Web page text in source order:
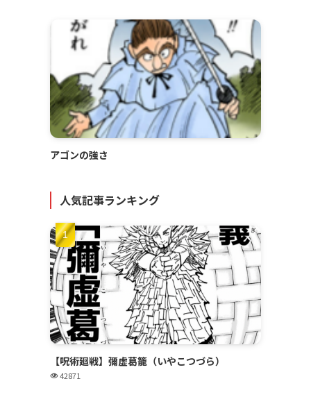
アゴンの強さ
人気記事ランキング
【呪術廻戦】彌虚葛籠（いやこつづら）
42871